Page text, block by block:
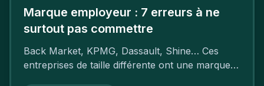
Marque employeur : 7 erreurs à ne
surtout pas commettre
Back Market, KPMG, Dassault, Shine… Ces
entreprises de taille différente ont une marque